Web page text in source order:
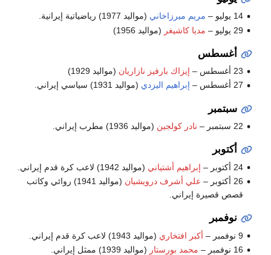
14 يوليو – مريم ميرزاخاني (مواليد 1977) رياضياتية إيرانية.
29 يوليو –
مديا كاشيغر (مواليد 1956)
أغسطس
23 أغسطس – إيزاك بارفيز نازاريان (مواليد 1929)
27 أغسطس –
إبراهيم اليزدي (مواليد 1931) سياسي إيراني.
سبتمبر
22 سبتمبر – نادر كولجين (مواليد 1936) مطرب إيراني.
أكتوبر
24 أكتوبر – إبراهيم أشتياني (مواليد 1942) لاعب كرة قدم إيراني.
26 أكتوبر –
علي أشرف درويشيان
(مواليد 1941) روائي وكاتب
قصص قصيرة إيراني.
نوفمبر
9 نوفمبر – أكبر افتخاري (مواليد 1943) لاعب كرة قدم إيراني.
16 نوفمبر –
محمد بورستار (مواليد 1939) ممثل إيراني.